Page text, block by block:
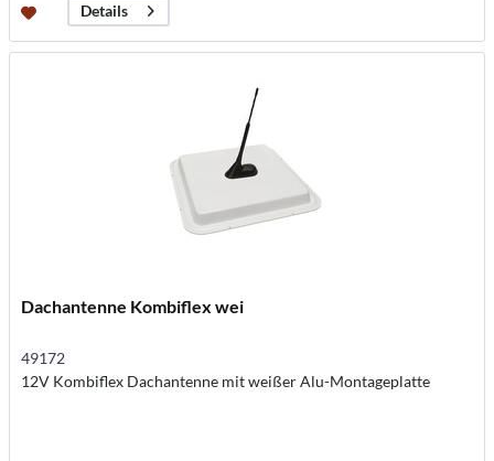
Details
Dachantenne Kombiflex wei
49172
12V Kombiflex Dachantenne mit weißer Alu-Montageplatte